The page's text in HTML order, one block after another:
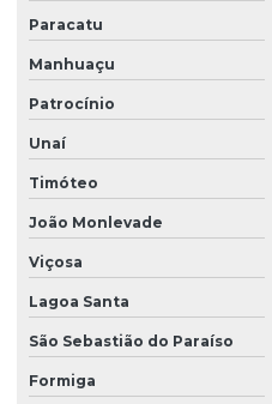
Paracatu
Manhuaçu
Patrocínio
Unaí
Timóteo
João Monlevade
Viçosa
Lagoa Santa
São Sebastião do Paraíso
Formiga